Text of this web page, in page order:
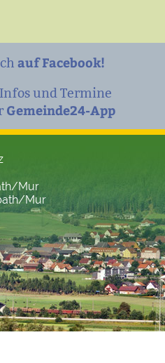
auf Facebook!
und Termine
Gemeinde24-App
Mur
Mur